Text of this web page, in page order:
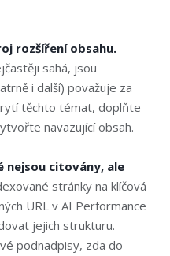
rozšíření obsahu.
sahá, jsou
i další) považuje za
těchto témat, doplňte
navazující obsah.
citovány, ale
stránky na klíčová
URL v AI Performance
jejich strukturu.
podnadpisy, zda do